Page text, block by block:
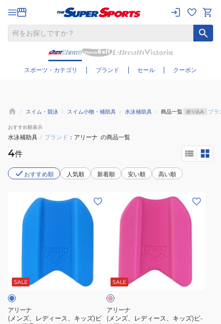
スポーツ・カテゴリ ブランド セール クーポン
さらに絞り込む
スイム・競泳 スイム小物・補助具 水泳補助具 商品一覧 絞り込み ブラ
おすすめ順表示
水泳補助具 / ブランド アリーナ の商品一覧
4件
おすすめ順 人気順 新着順 安い順 高い順
ス、
キ
ッ
ズ)
SALE
アリーナ
(メンズ、レディース、キッズ)ビ
ズ、
ス、
キ
ッ
ズ)
SALE
ン
アリーナ
(メンズ、レディース、キッズ)ビ-